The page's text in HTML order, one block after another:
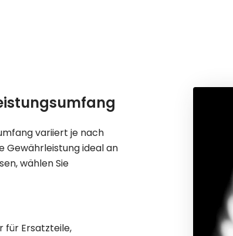
variiert je nach
Gewährleistung ideal an
wählen Sie
für Ersatzteile,